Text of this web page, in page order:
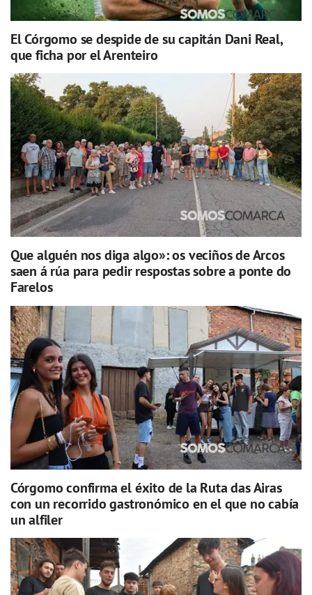
El Córgomo se despide de su capitán Dani Real,
que ficha por el Arenteiro
Que alguén nos diga algo»: os veciños de Arcos
saen á rúa para pedir respostas sobre a ponte do
Farelos
Córgomo confirma el éxito de la Ruta das Airas
con un recorrido gastronómico en el que no cabía
un alfiler